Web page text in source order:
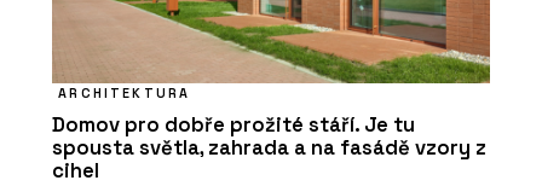
ARCHITEKTURA
Domov pro dobře prožité stáří. Je tu
spousta světla, zahrada a na fasádě vzory z
cihel